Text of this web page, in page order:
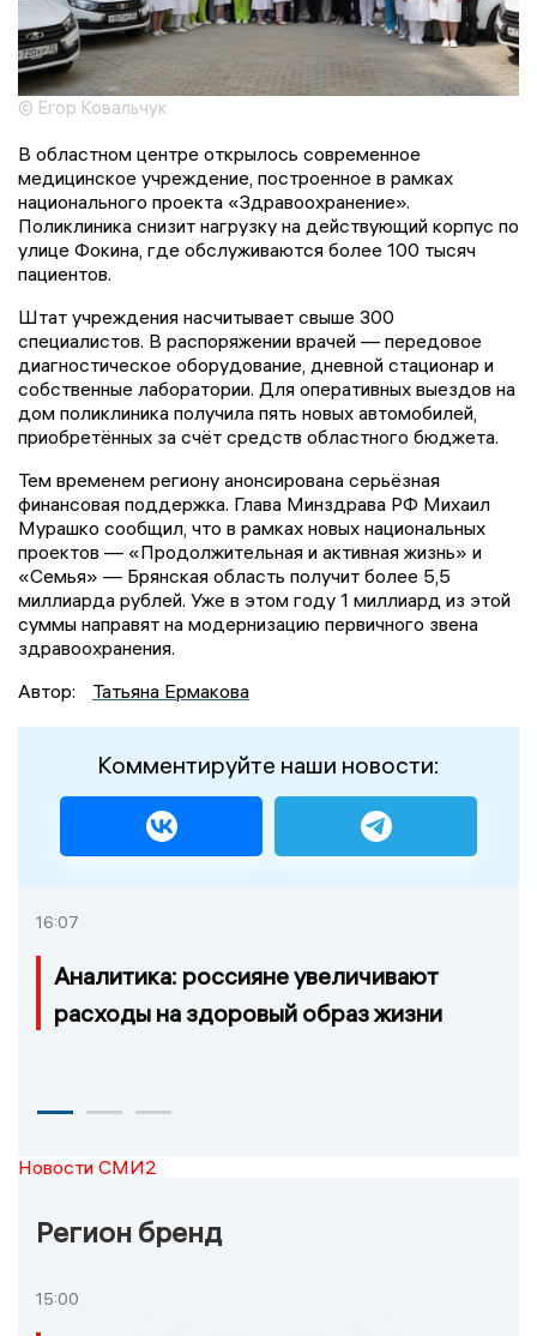
© Егор Ковальчук
В областном центре открылось современное
медицинское учреждение, построенное в рамках
национального проекта «Здравоохранение».
Поликлиника снизит нагрузку на действующий корпус по
улице Фокина, где обслуживаются более 100 тысяч
пациентов.
Штат учреждения насчитывает свыше 300
специалистов. В распоряжении врачей — передовое
диагностическое оборудование, дневной стационар и
собственные лаборатории. Для оперативных выездов на
дом поликлиника получила пять новых автомобилей,
приобретённых за счёт средств областного бюджета.
Тем временем региону анонсирована серьёзная
финансовая поддержка. Глава Минздрава РФ Михаил
Мурашко сообщил, что в рамках новых национальных
проектов — «Продолжительная и активная жизнь» и
«Семья» — Брянская область получит более 5,5
миллиарда рублей. Уже в этом году 1 миллиард из этой
суммы направят на модернизацию первичного звена
здравоохранения.
Автор:
Татьяна Ермакова
Комментируйте наши новости:
16:07
Аналитика: россияне увеличивают
расходы на здоровый образ жизни
Новости СМИ2
Регион бренд
15:00